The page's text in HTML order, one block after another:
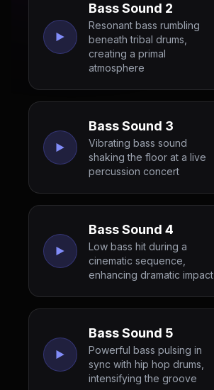
Bass Sound 2
Resonant bass rumbling
beneath tribal drums,
creating a primal
atmosphere
Bass Sound 3
Vibrating bass sound
shaking the floor at a live
percussion concert
Bass Sound 4
Low bass hit during a
cinematic sequence,
enhancing dramatic impact
Bass Sound 5
Powerful bass pulsing in
sync with hip hop drums,
intensifying the groove